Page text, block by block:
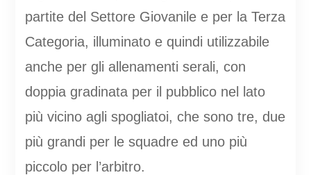
partite del Settore Giovanile e per la Terza
Categoria, illuminato e quindi utilizzabile
anche per gli allenamenti serali, con
doppia gradinata per il pubblico nel lato
più vicino agli spogliatoi, che sono tre, due
più grandi per le squadre ed uno più
piccolo per l’arbitro.